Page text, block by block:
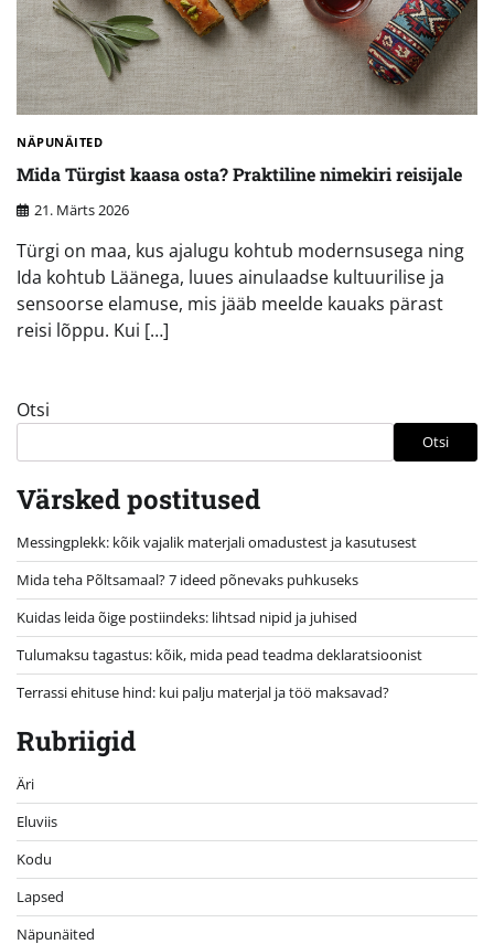
NÄPUNÄITED
Mida Türgist kaasa osta? Praktiline nimekiri reisijale
21. Märts 2026
Türgi on maa, kus ajalugu kohtub modernsusega ning
Ida kohtub Läänega, luues ainulaadse kultuurilise ja
sensoorse elamuse, mis jääb meelde kauaks pärast
reisi lõppu. Kui […]
Otsi
Otsi
Värsked postitused
Messingplekk: kõik vajalik materjali omadustest ja kasutusest
Mida teha Põltsamaal? 7 ideed põnevaks puhkuseks
Kuidas leida õige postiindeks: lihtsad nipid ja juhised
Tulumaksu tagastus: kõik, mida pead teadma deklaratsioonist
Terrassi ehituse hind: kui palju materjal ja töö maksavad?
Rubriigid
Äri
Eluviis
Kodu
Lapsed
Näpunäited